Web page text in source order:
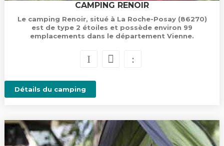
CAMPING RENOIR
Le camping Renoir, situé à La Roche-Posay (86270)
est de type 2 étoiles et possède environ 99
emplacements dans le département Vienne.
Détails du camping